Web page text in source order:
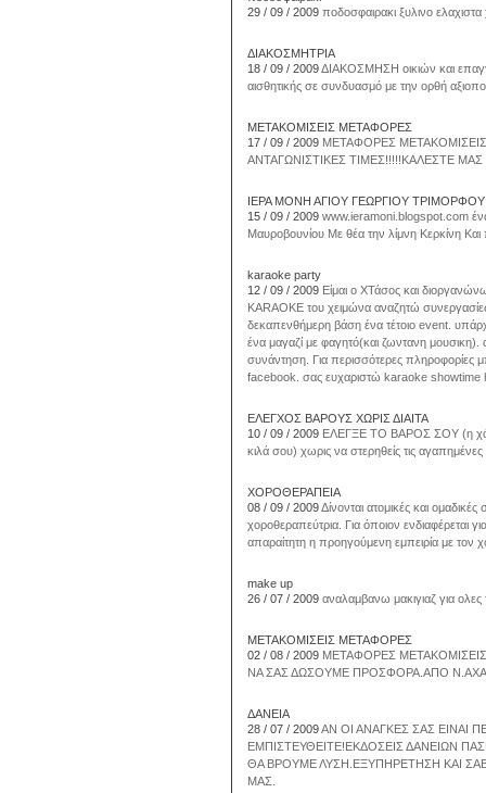
29 / 09 / 2009 ποδοσφαιρακι ξυλινο ελαχιστα
ΔΙΑΚΟΣΜΗΤΡΙΑ
18 / 09 / 2009ΔΙΑΚΟΣΜΗΣΗ οικιών και
αισθητικής σε συνδυασμό με την ορθή
ΜΕΤΑΚΟΜΙΣΕΙΣ ΜΕΤΑΦΟΡΕΣ
17 / 09 / 2009 ΜΕΤΑΦΟΡΕΣ ΜΕΤΑΚΟΜΙΣΕΙΣ
ΑΝΤΑΓΩΝΙΣΤΙΚΕΣ ΤΙΜΕΣ!!!!!ΚΑΛΕΣΤΕ
ΙΕΡΑ ΜΟΝΗ ΑΓΙΟΥ ΓΕΩΡΓΙΟΥ ΤΡΙΜΟΡΦΟΥ
15 / 09 / 2009 www.ieramoni.blogspot.com
Μαυροβουνίου Με θέα την λίμνη Κερκίνη
karaoke party
12 / 09 / 2009 Είμαι ο ΧΤάσος και
KARAOKE του χειμώνα αναζητώ
δεκαπενθήμερη βάση ένα τέτοιο event.
ένα μαγαζί με φαγητό(και ζωντανη μουσικη).
συνάντηση. Για περισσότερες πληροφορίες
facebook. σας ευχαριστώ karaoke
EΛΕΓΧΟΣ ΒΑΡΟΥΣ ΧΩΡΙΣ ΔΙΑΙΤΑ
10 / 09 / 2009 ΕΛΕΓΞΕ ΤΟ ΒΑΡΟΣ ΣΟΥ (η
κιλά σου) χωρις να στερηθείς τις
ΧΟΡΟΘΕΡΑΠΕΙΑ
08 / 09 / 2009Δίνονται ατομικές και
χοροθεραπεύτρια. Για όποιον ενδιαφέρεται
απαραίτητη η προηγούμενη εμπειρία με τον
make up
26 / 07 / 2009 αναλαμβανω μακιγιαζ για ολες
ΜΕΤΑΚΟΜΙΣΕΙΣ ΜΕΤΑΦΟΡΕΣ
02 / 08 / 2009 ΜΕΤΑΦΟΡΕΣ
ΝΑ ΣΑΣ ΔΩΣΟΥΜΕ ΠΡΟΣΦΟΡΑ.ΑΠΟ
ΔΑΝΕΙΑ
28 / 07 / 2009ΑΝ ΟΙ ΑΝΑΓΚΕΣ ΣΑΣ ΕΙΝΑΙ
ΕΜΠΙΣΤΕΥΘΕΙΤΕ!ΕΚΔΟΣΕΙΣ ΔΑΝΕΙΩΝ
ΘΑ ΒΡΟΥΜΕ ΛΥΣΗ.ΕΞΥΠΗΡΕΤΗΣΗ ΚΑΙ
ΜΑΣ.